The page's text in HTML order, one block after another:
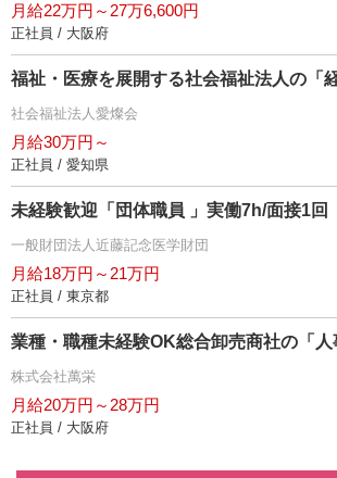
月給22万円～27万6,600円
正社員 / 大阪府
福祉・医療を展開する社会福祉法人の「
社会福祉法人愛燦会
月給30万円～
正社員 / 愛知県
未経験歓迎「団体職員 」実働7h/面接1回
一般財団法人近藤記念医学財団
月給18万円～21万円
正社員 / 東京都
業種・職種未経験OK総合卸売商社の「
株式会社萬栄
月給20万円～28万円
正社員 / 大阪府